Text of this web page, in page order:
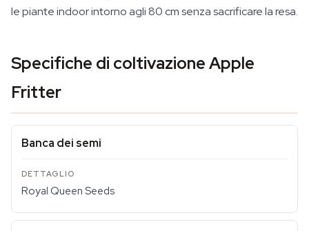
le piante indoor intorno agli 80 cm senza sacrificare la resa.
Specifiche di coltivazione Apple
Fritter
Banca dei semi
Royal Queen Seeds